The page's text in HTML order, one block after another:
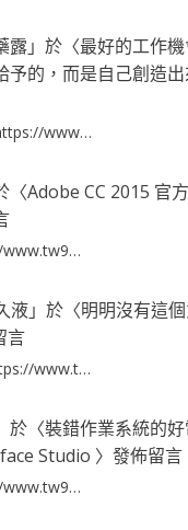
露」於〈最好的工作
予的，而是自己創造出
www…
〈Adobe CC 2015 官
www.tw9…
液」於〈明明沒有這
言
www.t…
於〈裝錯作業系統的
Studio 〉發佈留言
www.tw9…